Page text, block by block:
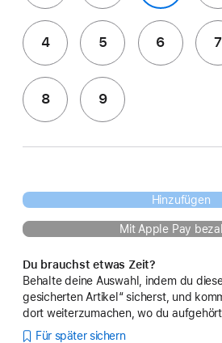
4 5 6 7
8 9
Hinzufügen
Mit Apple Pay
Du brauchst etwas Zeit?
Behalte deine Auswahl, indem du
gesicherten Artikel“ sicherst, und
dort weiterzumachen, wo du
Für später sichern